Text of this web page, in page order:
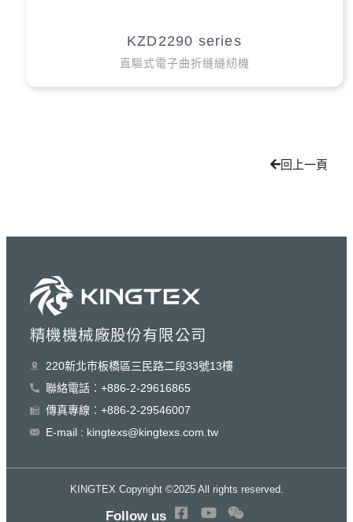
KZD2290 series
直驅式電子曲折縫縫紉機
回上一頁
精機機械廠股份有限公司
220新北巿板橋區三民路二段33號13樓
聯絡電話︰+886-2-29616865
傳真專線︰+886-2-29546007
E-mail : kingtexs@kingtexs.com.tw
KINGTEX Copyright ©2025 All rights reserved.
Follow us